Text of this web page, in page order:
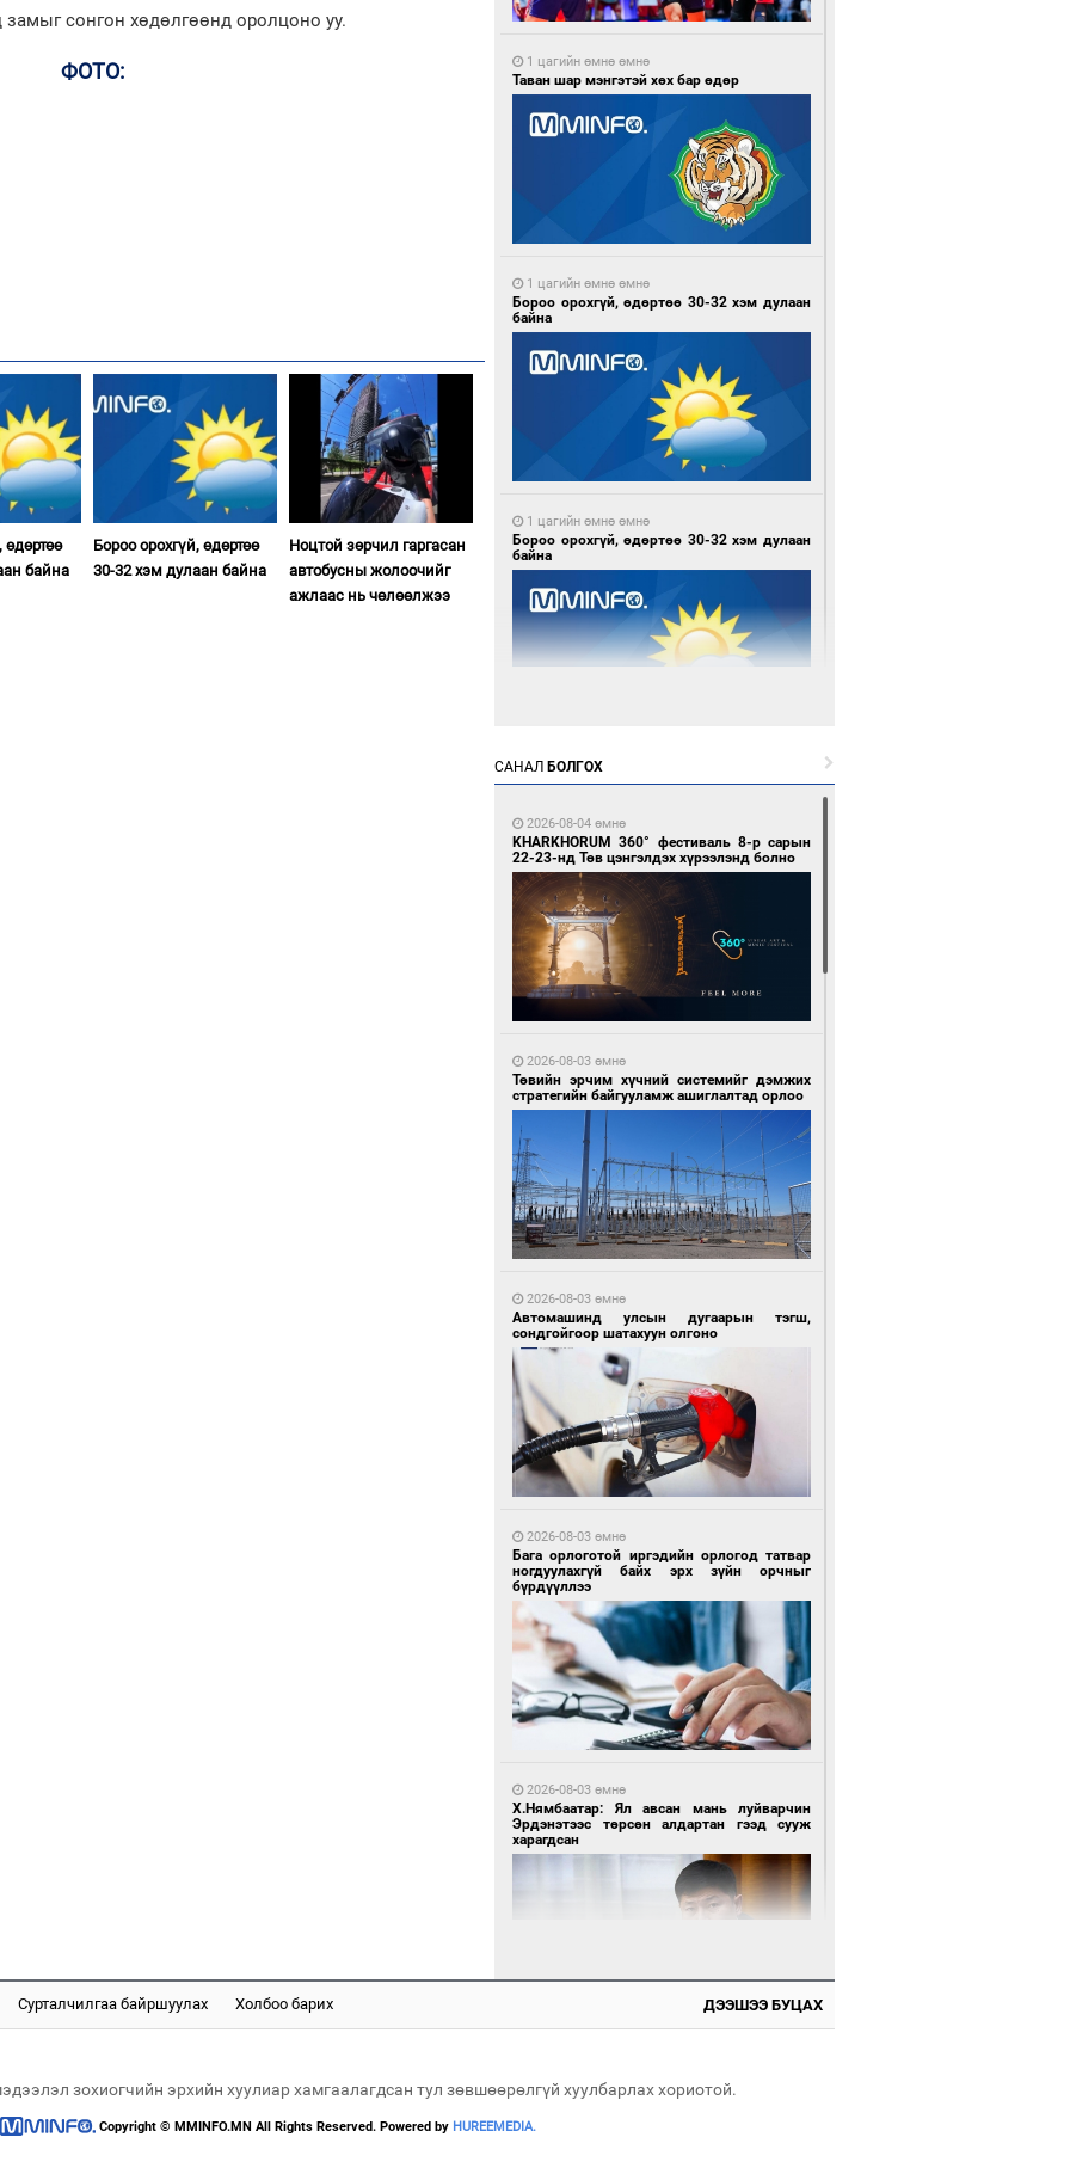
сонгон хөдөлгөөнд оролцоно уу.
ФОТО:
өдөртөө
байна
Бороо орохгүй, өдөртөө
30-32 хэм дулаан байна
Ноцтой зөрчил гаргасан
автобусны жолоочийг
ажлаас нь чөлөөлжээ
1 цагийн өмнө өмнө
Таван шар мэнгэтэй хөх бар өдөр
1 цагийн өмнө өмнө
Бороо орохгүй, өдөртөө 30-32 хэм дулаан
байна
1 цагийн өмнө өмнө
Бороо орохгүй, өдөртөө 30-32 хэм дулаан
байна
21 цагийн өмнө өмнө
23 цагийн өмнө өмнө
1 өдрийн өмнө өмнө
Ирландын алдарт Boyzone хамтлагийн
1 өдрийн өмнө өмнө
1 өдрийн өмнө өмнө
Монгол Улсын волейболын шигшээ баг
өнөөдөр Хятадын эсрэг тоглоно
дугаартай автомашинтай иргэдэд шатахуун
САНАЛ БОЛГОХ
2026-08-04 өмнө
KHARKHORUM 360° фестиваль 8-р сарын
22-23-нд Төв цэнгэлдэх хүрээлэнд болно
2026-08-03 өмнө
Төвийн эрчим хүчний системийг дэмжих
стратегийн байгууламж ашиглалтад орлоо
2026-08-03 өмнө
Автомашинд улсын дугаарын тэгш,
сондгойгоор шатахуун олгоно
2026-08-03 өмнө
Бага орлоготой иргэдийн орлогод татвар
ногдуулахгүй байх эрх зүйн орчныг
бүрдүүллээ
2026-08-03 өмнө
Х.Нямбаатар: Ял авсан мань луйварчин
Эрдэнэтээс төрсөн алдартан гээд сууж
харагдсан
Сурталчилгаа байршуулах Холбоо барих ДЭЭШЭЭ БУЦАХ
зохиогчийн эрхийн хуулиар хамгаалагдсан тул зөвшөөрөлгүй хуулбарлах хориотой.
Copyright © MMINFO.MN All Rights Reserved. Powered by HUREEMEDIA.